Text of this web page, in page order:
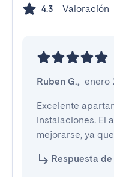
4.3 Valoración
Ruben G., enero
Excelente
instalaciones. El
mejorarse, ya
Respuesta